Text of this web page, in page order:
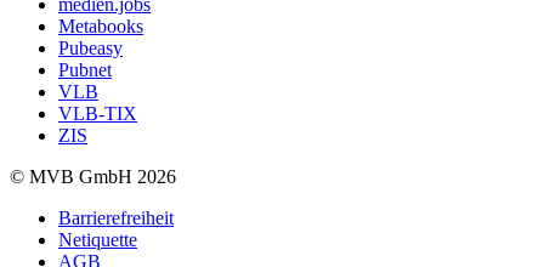
Metabooks
Pubeasy
Pubnet
VLB
VLB-TIX
ZIS
© MVB GmbH 2026
Barrierefreiheit
Netiquette
AGB